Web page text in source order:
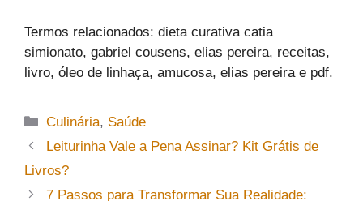
Termos relacionados: dieta curativa catia
simionato, gabriel cousens, elias pereira, receitas,
livro, óleo de linhaça, amucosa, elias pereira e pdf.
Categorias
Culinária, Saúde
Leiturinha Vale a Pena Assinar? Kit Grátis de
Livros?
7 Passos para Transformar Sua Realidade: